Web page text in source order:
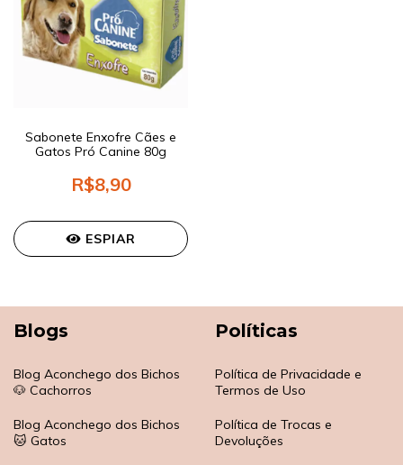
Sabonete Enxofre Cães e
Gatos Pró Canine 80g
R$8,90
ESPIAR
Blogs
Blog Aconchego dos Bichos
🐶 Cachorros
Blog Aconchego dos Bichos
🐱 Gatos
Políticas
Política de Privacidade e
Termos de Uso
Política de Trocas e
Devoluções